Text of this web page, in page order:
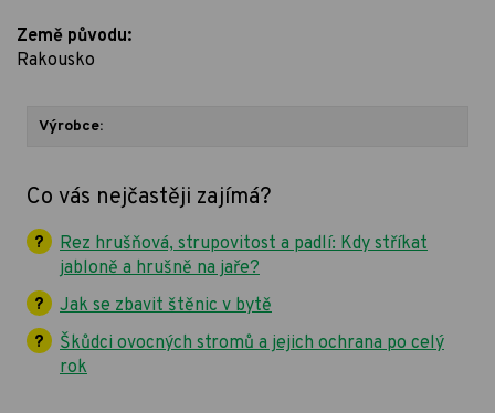
Země původu:
Rakousko
Výrobce:
Co vás nejčastěji zajímá?
Rez hrušňová, strupovitost a padlí: Kdy stříkat
jabloně a hrušně na jaře?
Jak se zbavit štěnic v bytě
Škůdci ovocných stromů a jejich ochrana po celý
rok